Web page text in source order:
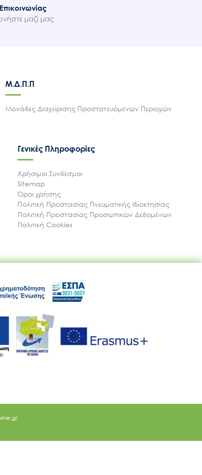
μαζί μας
Μ.Δ.Π.Π
Μονάδες Διαχείρισης Προστατευόμενων Περιοχών
Γενικές Πληροφορίες
Χρήσιμοι Συνδέσμοι
Sitemap
Όροι χρήσης
Πολιτική Προστασίας Πνευματικής Ιδιοκτησίας
Πολιτική Προστασίας Προσωπικών Δεδομένων
Πολιτική Cookies